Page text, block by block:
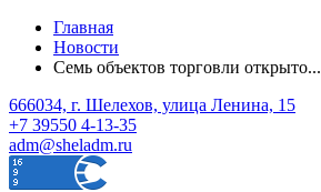
Главная
Новости
Семь объектов торговли открыто...
666034, г. Шелехов, улица Ленина, 15
+7 39550 4-13-35
adm@sheladm.ru